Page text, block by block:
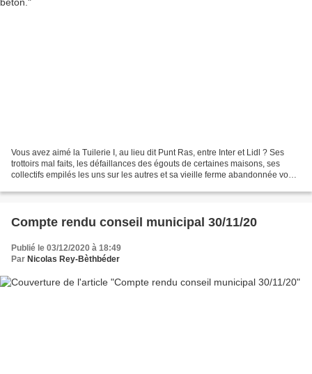
Vous avez aimé la Tuilerie I, au lieu dit Punt Ras, entre Inter et Lidl ? Ses
trottoirs mal faits, les défaillances des égouts de certaines maisons, ses
collectifs empilés les uns sur les autres et sa vieille ferme abandonnée vous
Compte rendu conseil municipal 30/11/20
Publié le 03/12/2020 à 18:49
Par Nicolas Rey-Bèthbéder